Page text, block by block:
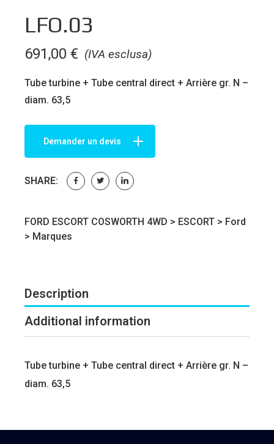
LFO.03
(IVA esclusa)
691,00 €
Tube turbine + Tube central direct + Arrière gr. N –
diam. 63,5
Demander un devis
SHARE:
FORD ESCORT COSWORTH 4WD > ESCORT > Ford
> Marques
Description
Additional information
Tube turbine + Tube central direct + Arrière gr. N –
diam. 63,5